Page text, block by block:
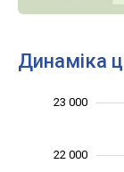
Динаміка
22 000
23 000